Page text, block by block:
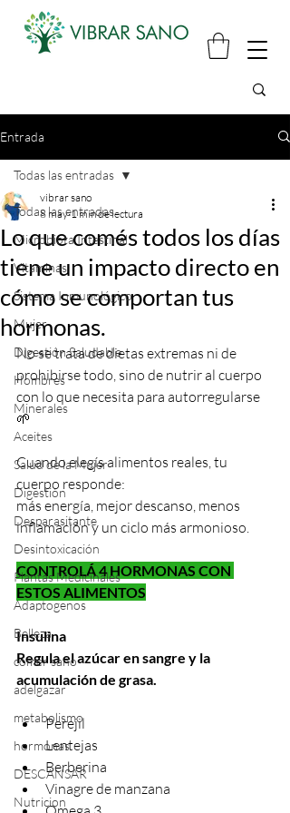
Entrada
Todas las entradas
Microbiota Intestinal
Vitaminas
Sistema Inmunológico
Mujer
Digestión Saludable
Hombres
Minerales
Aceites
Salud de la Mujer
Digestión
Desparasitante
Desintoxicación
Plantas Medicinales
Adaptogenos
Belleza
comer sano
adelgazar
metabolismo
hormonas
DESCANSAR
Nutricion
Todas las entradas
Lo que comés todos los días
tiene un impacto directo en
cómo se comportan tus
hormonas.
vibrar sano
8 may 1 min de lectura
No se trata de dietas extremas ni de
prohibirse todo, sino de nutrir al cuerpo
con lo que necesita para autorregularse
🌱
Cuando elegís alimentos reales, tu
cuerpo responde:
más energía, mejor descanso, menos
inflamación y un ciclo más armonioso.
CONTROLÁ 4 HORMONAS CON
ESTOS ALIMENTOS
Insulina
Regula el azúcar en sangre y la
acumulación de grasa.
Perejil
Lentejas
Berberina
Vinagre de manzana